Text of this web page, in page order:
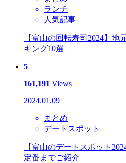
ランチ
人気記事
【富山の回転寿司2024】
キング10選
5
161,191 Views
2024.01.09
まとめ
デートスポット
【富山のデートスポット
定番までご紹介